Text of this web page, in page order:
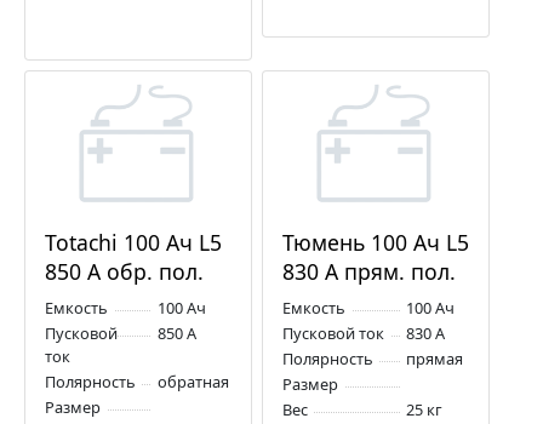
Totachi 100 Ач L5
850 А обр. пол.
Емкость
100 Ач
Пусковой
ток
850 А
Полярность
обратная
Размер
Тюмень 100 Ач L5
830 А прям. пол.
Емкость
100 Ач
Пусковой ток
830 А
Полярность
прямая
Размер
Вес
25 кг